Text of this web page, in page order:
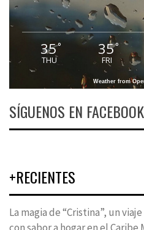
35°
THU
35°
FRI
Weather from
SÍGUENOS EN FACEBOOK
+RECIENTES
La magia de “Cristina”, un